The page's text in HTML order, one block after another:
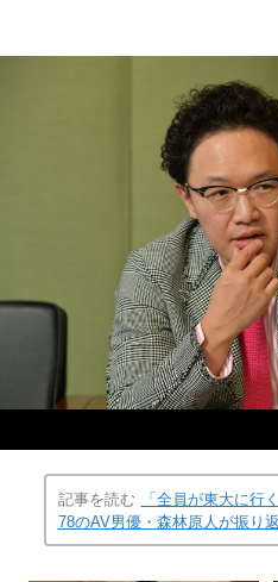
記事を読む
「全員が東大に行
78のAV男優・森林原人が振り